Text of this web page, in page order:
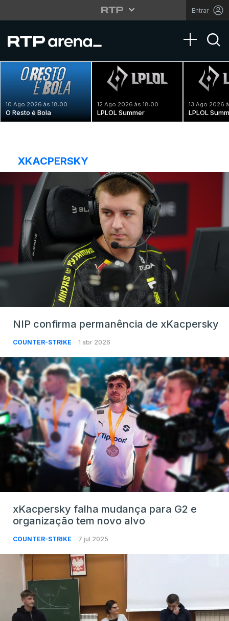
Entrar
Toggle
10 Ago 2026 às 18:00
O Resto é Bola
12 Ago 2026 às 18:00
LPLOL Summer
13 Ago 2026
LPLOL
XKACPERSKY
NIP confirma permanência de xKacpersky
COUNTER-STRIKE 1 abr 2026
xKacpersky falha mudança para G2 e
organização tem novo alvo
COUNTER-STRIKE 7 jul 2025